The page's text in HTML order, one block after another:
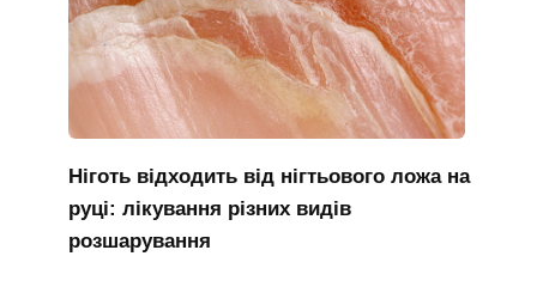
Ніготь відходить від нігтьового ложа на
руці: лікування різних видів
розшарування